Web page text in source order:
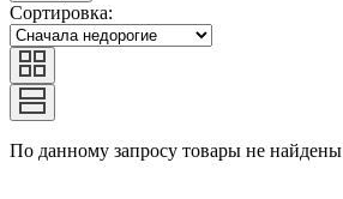
Сортировка:
По данному запросу товары не найдены